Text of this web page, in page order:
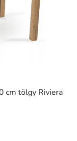
cm tölgy Riviera